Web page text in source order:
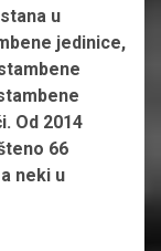
u
jedinice,
Od 2014
66
neki u